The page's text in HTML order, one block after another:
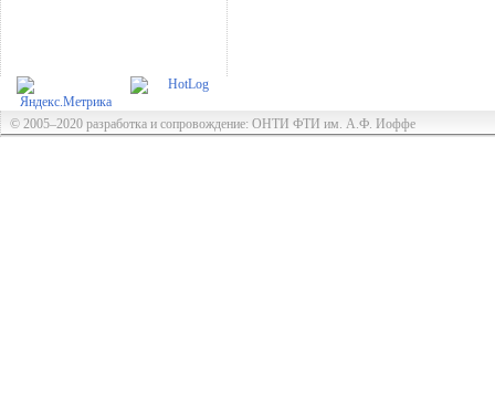
© 2005–2020 разработка и сопровождение: ОНТИ ФТИ им. А.Ф. Иоффе